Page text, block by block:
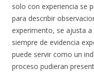
solo con experiencia se
para describir
experimento, se ajusta
siempre de evidencia
puede servir como un
proceso pudieran